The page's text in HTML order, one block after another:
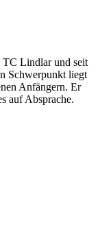
TC Lindlar und seit
Schwerpunkt liegt
Anfängern. Er
auf Absprache.